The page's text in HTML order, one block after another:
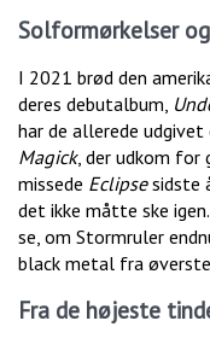
Solformørkelser
I 2021 brød den
deres debutalbum,
har de allerede
Magick, der udkom for
missede Eclipsesidste
det ikke måtte ske
se, om Stormruler
black metal fra
Fra de højeste